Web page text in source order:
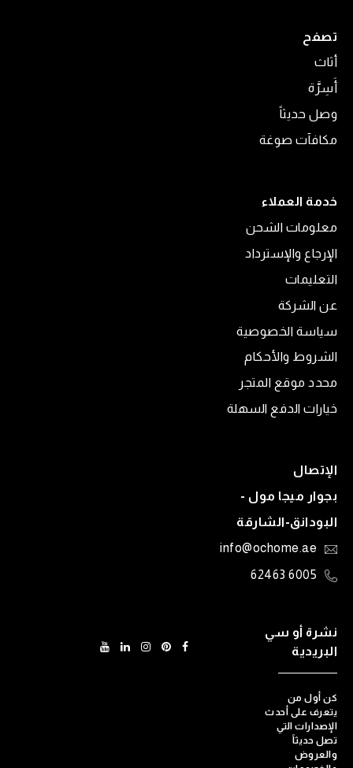
تصفح
أثاث
أَسِرَّة
وصل حديثاً
مكافآت صوغة
خدمة العملاء
معلومات الشحن
الإرجاع والإسترداد
التعليمات
عن الشركة
سياسة الخصوصية
الشروط والأحكام
محدد موقع المتجر
خيارات الدفع السهلة
الإتصال
بجوار ميجا مول -
البودانق-الشارقة
info@ochome.ae
6005 62463
نشرة أو سي
البريدية
كن أول من
يتعرف على أحدث
الإصدارات التي
تصل حديثاً
والعروض